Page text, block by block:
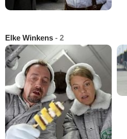
Elke Winkens - 2